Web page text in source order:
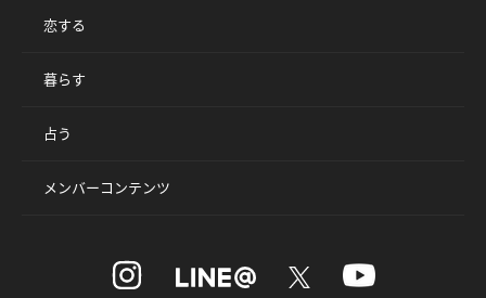
恋する
暮らす
占う
メンバーコンテンツ